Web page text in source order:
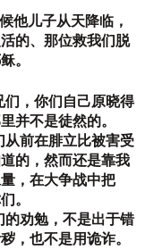
他儿子从天降临，
的、那位救我们脱
。
们，你们自己原晓得
并不是徒然的。
从前在腓立比被害受
的，然而还是靠我
，在大争战中把
。
的劝勉，不是出于错
，也不是用诡诈。